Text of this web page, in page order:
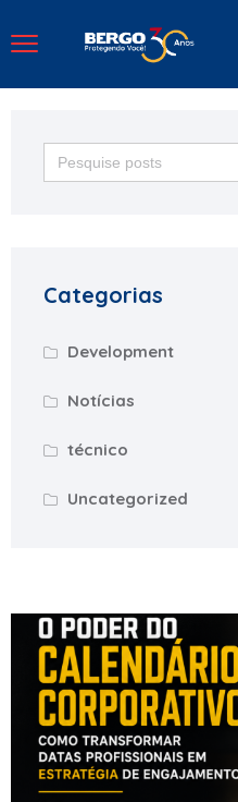
Search
for:
Categorias
Development
Notícias
técnico
Uncategorized